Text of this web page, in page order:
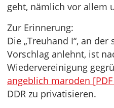
geht, nämlich vor allem
Zur Erinnerung:
Die „Treuhand I“, an
Vorschlag anlehnt, ist
Wiedervereinigung
angeblich maroden [PDF
DDR zu privatisieren.